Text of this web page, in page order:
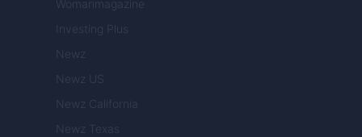
Womanmagazine
Investing Plus
Newz
Newz US
Newz California
Newz Texas